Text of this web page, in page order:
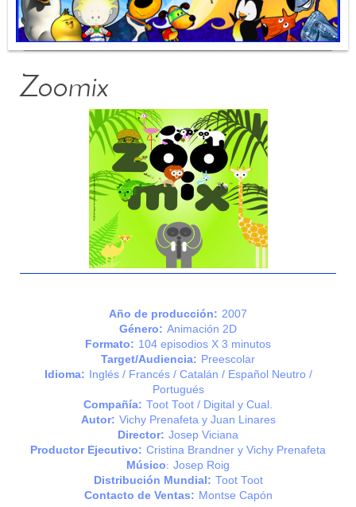
Zoomix
Año de producción: 2007
Género: Animación 2D
Formato: 104 episodios X 3 minutos
Target/Audiencia: Preescolar
Idioma:
Inglés / Francés / Catalán / Español Neutro /
Portugués
Compañía: Toot Toot / Digital y Cual.
Autor: Vichy Prenafeta y Juan Linares
Director: Josep Viciana
Productor Ejecutivo: Cristina Brandner y Vichy Prenafeta
Músico: Josep Roig
Distribución Mundial: Toot Toot
Contacto de Ventas: Montse Capón